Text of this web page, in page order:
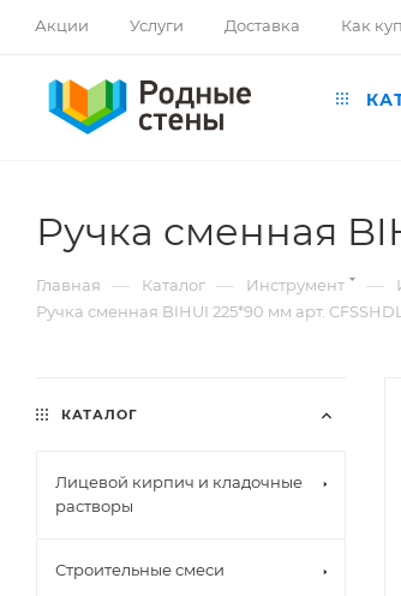
Акции Услуги Доставка Как
Ручка сменная
Главная — Каталог — Инструмент —
Ручка сменная BIHUI 225*90 мм арт. CFSSHDL
КАТАЛОГ
Лицевой кирпич и кладочные
растворы
Строительные смеси